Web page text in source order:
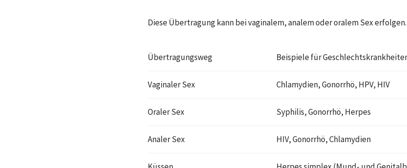
Diese Übertragung kann bei vaginalem, analem oder oralem Sex erfolgen.
Übertragungsweg Beispiele für
Vaginaler Sex Chlamydien, Gonorrhö, HPV, HIV
Oraler Sex Syphilis, Gonorrhö, Herpes
Analer Sex HIV, Gonorrhö, Chlamydien